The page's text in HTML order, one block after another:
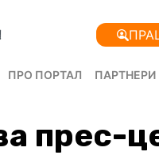
ПРО ПОРТАЛ ПАРТНЕРИ
прес-